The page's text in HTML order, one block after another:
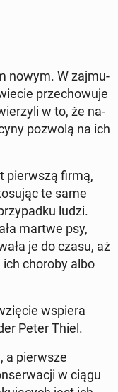
nowym. W zaj­mu­
prze­cho­wu­je
w to, że na­
pozwolą na ich
pierw­szą firmą,
te same
ludzi.
martwe psy,
je do czasu, aż
choroby albo
wspiera
Peter Thiel.
a pierw­sze
w ciągu